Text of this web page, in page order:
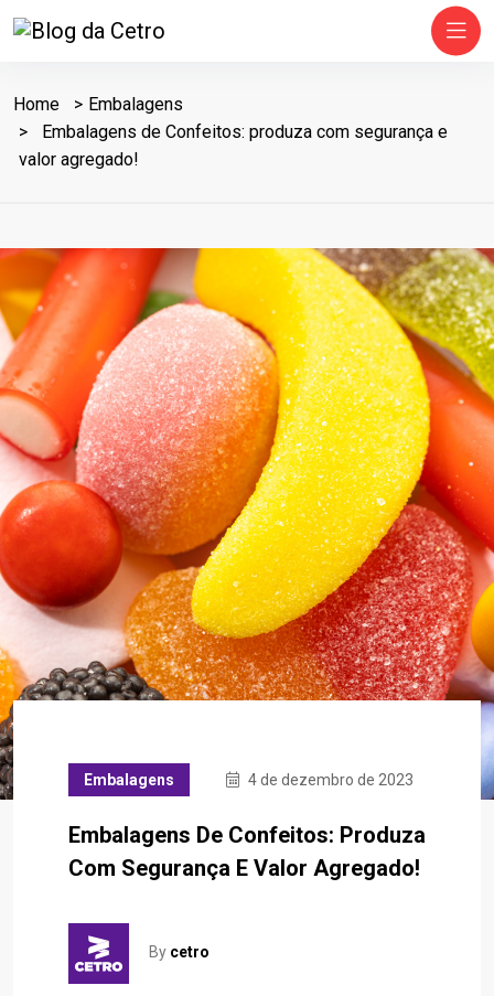
Home
Embalagens
Embalagens de Confeitos: produza com segurança e
valor agregado!
Embalagens 4 de dezembro de 2023
Embalagens De Confeitos: Produza
Com Segurança E Valor Agregado!
By cetro